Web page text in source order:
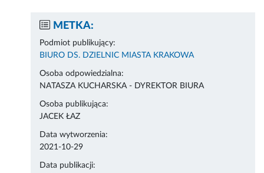
METKA:
Podmiot publikujący:
BIURO DS. DZIELNIC MIASTA KRAKOWA
Osoba odpowiedzialna:
NATASZA KUCHARSKA - DYREKTOR BIURA
Osoba publikująca:
JACEK ŁAZ
Data wytworzenia:
2021-10-29
Data publikacji: